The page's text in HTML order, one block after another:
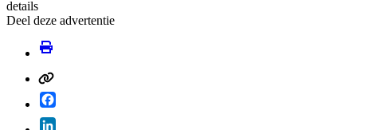
details
Deel deze advertentie